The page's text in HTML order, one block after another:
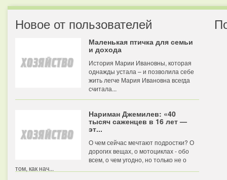
Новое от пользователей
Маленькая птичка для семьи
и дохода
История Марии Ивановны, которая
однажды устала – и позволила себе
жить легче Мария Ивановна всегда
считала...
Нариман Джемилев: «40
тысяч саженцев в 16 лет —
эт...
О чем сейчас мечтают подростки? О
дорогих вещах, о мотоциклах - обо
всем, о чем угодно, но только не о
том, как нач...